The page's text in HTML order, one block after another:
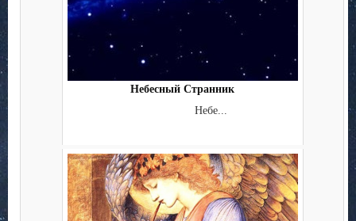
Небесный Странник
Небе...